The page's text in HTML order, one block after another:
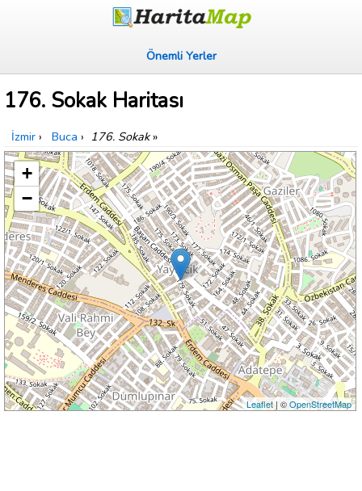
Önemli Yerler
176. Sokak Haritası
İzmir › Buca › 176. Sokak»
+
−
Leaflet| ©OpenStreetMap